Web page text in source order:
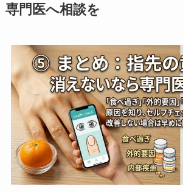
専門医へ相談を